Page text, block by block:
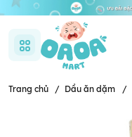
Trang chủ / Dầu ăn dặm /